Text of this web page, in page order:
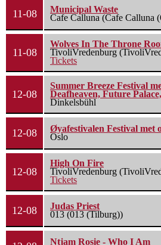
11-08
Municipal Waste
Cafe Calluna (Cafe Calluna
11-08
Wolves In The Throne
TivoliVredenburg
Tickets
12-08
Summer Breeze Festival
Deafheaven, Future
Dinkelsbühl
12-08
Øyafestivalen Festival met
Oslo
12-08
High On Fire
TivoliVredenburg
Tickets
12-08
Judas Priest
013 (013 (Tilburg))
Ntjam Rosie - Who I Am